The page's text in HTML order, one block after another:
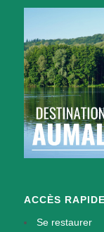
ACCÈS
Se restaurer